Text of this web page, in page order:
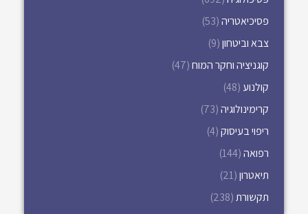
פסיכיאטריה(53)
צבא וביטחון(9)
קוגניציה וחקר המוח(47)
קולנוע (48)
קרימינולוגיה(73)
ריפוי בעיסוק(4)
רפואה(144)
תיאטרון(21)
תקשורת(238)